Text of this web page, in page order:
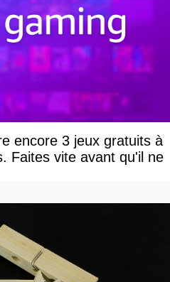
encore 3 jeux gratuits à
Faites vite avant qu'il ne